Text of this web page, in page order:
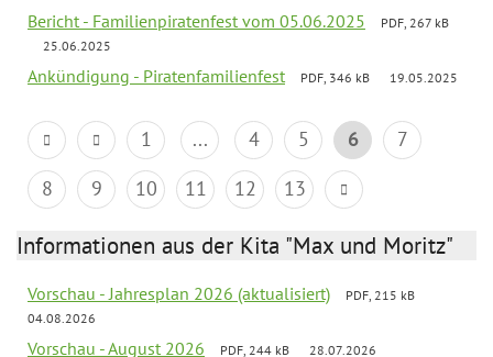
Bericht - Familienpiratenfest vom 05.06.2025
PDF, 267 kB
25.06.2025
Ankündigung - Piratenfamilienfest PDF, 346 kB 19.05.2025
1 ... 4 5 6
7
8
9 10 11 12 13
Informationen aus der Kita "Max und Moritz"
Vorschau - Jahresplan 2026 (aktualisiert)
PDF, 215 kB
04.08.2026
Vorschau - August 2026 PDF, 244 kB 28.07.2026